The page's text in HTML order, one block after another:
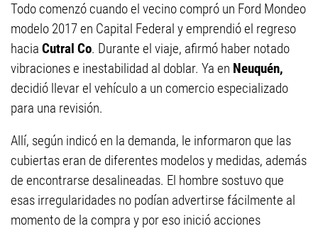
Todo comenzó cuando el vecino compró un Ford Mondeo
modelo 2017 en Capital Federal y emprendió el regreso
hacia Cutral Co. Durante el viaje, afirmó haber notado
vibraciones e inestabilidad al doblar. Ya en Neuquén,
decidió llevar el vehículo a un comercio especializado
para una revisión.
Allí, según indicó en la demanda, le informaron que las
cubiertas eran de diferentes modelos y medidas, además
de encontrarse desalineadas. El hombre sostuvo que
esas irregularidades no podían advertirse fácilmente al
momento de la compra y por eso inició acciones